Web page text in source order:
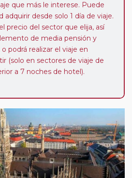
que más le interese. Puede
adquirir desde solo 1 día de viaje.
precio del sector que elija, así
de media pensión y
podrá realizar el viaje en
(solo en sectores de viaje de
a 7 noches de hotel).
desee por período de 1, 3, 4 o
y fechas de salida. Es
tenga salida posterior a la
la salida deseada. El
efectuada es de 40 Euros/52
la parada se realiza para tomar